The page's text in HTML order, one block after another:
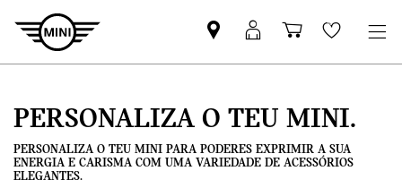
Pesquisar
parceiro
Iniciar
sessão
Carrinho
de
Wishlist
PERSONALIZA O TEU MINI.
PERSONALIZA O TEU MINI PARA PODERES EXPRIMIR A SUA
ENERGIA E CARISMA COM UMA VARIEDADE DE ACESSÓRIOS
ELEGANTES.